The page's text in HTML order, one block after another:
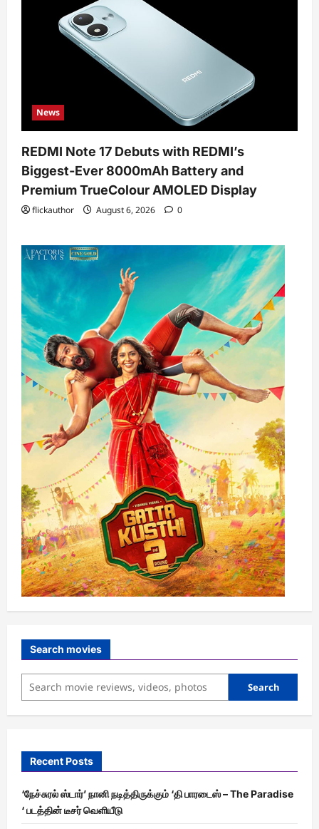
News
REDMI Note 17 Debuts with REDMI’s
Biggest-Ever 8000mAh Battery and
Premium TrueColour AMOLED Display
flickauthor August 6, 2026 0
Search movies
Search
Recent Posts
‘நேச்சுரல் ஸ்டார்’ நானி நடித்திருக்கும் ‘தி பாரடைஸ் – The Paradise
‘ படத்தின் டீசர் வெளியீடு